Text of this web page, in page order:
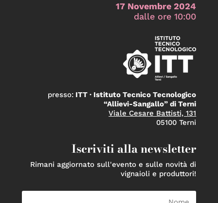
17 Novembre 2024
dalle ore 10:00
presso: ITT · Istituto Tecnico Tecnologico
“Allievi-Sangallo” di Terni
Viale Cesare Battisti, 131
05100 Terni
Iscriviti alla newsletter
Rimani aggiornato sull'evento e sulle novità di
vignaioli e produttori!